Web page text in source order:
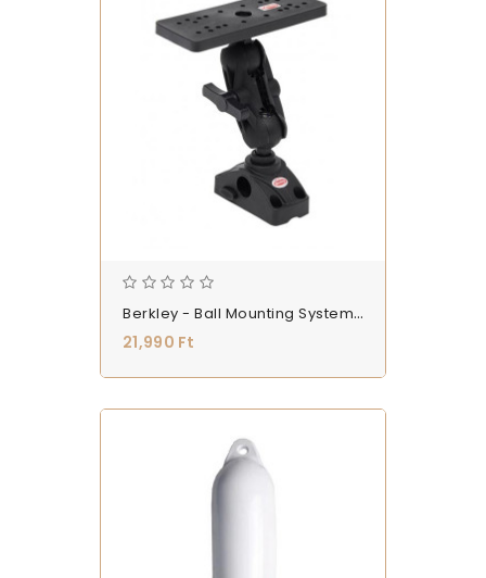
Berkley - Ball Mounting System & Fish Finder Holder L - (1601098)
21,990 Ft